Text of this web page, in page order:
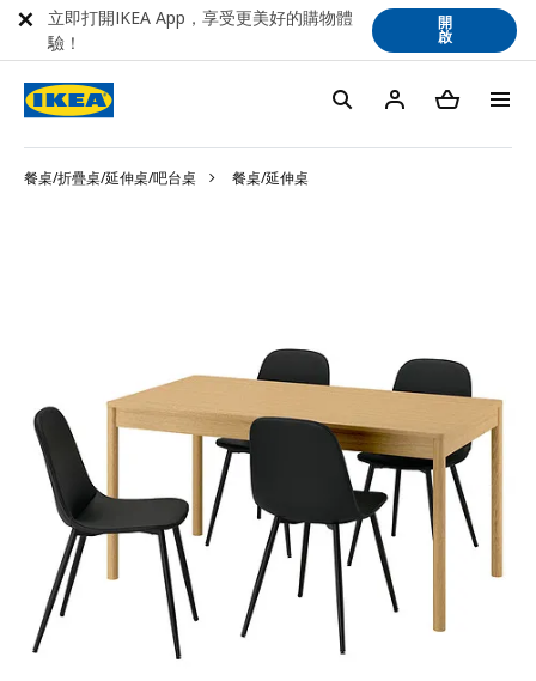
餐桌/折疊桌/延伸桌/吧台桌 餐桌/延伸桌
立即打開IKEA App，享受更美好的購物體
驗！
開
啟